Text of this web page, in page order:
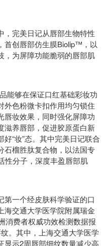
，完美日记从唇部生物特性
首创唇部仿生膜Biolip™，以
，为屏障功能脆弱的唇部肌
能够在保证口红基础彩妆功
外色粉微卡扣作用均匀锁住
唇妆效果，同时强化屏障功
滋养唇部，促进胶原蛋白新
“妆”态。其中完美日记联合
石榴胜肽复合物，以法国专
性分子，深度丰盈唇部肌
第一个经皮肤科学验证的口
海交通大学医学院附属瑞金
消费者权威功效检测数据报
。其中，上海交通大学医学
显示2周唇部细纹数量减少高